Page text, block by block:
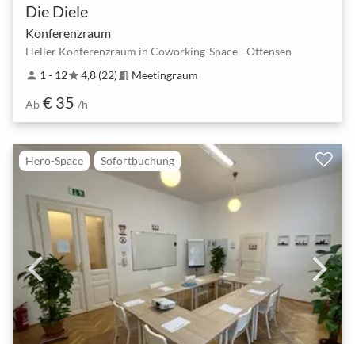
Die Diele
Konferenzraum
Heller Konferenzraum in Coworking-Space - Ottensen
person 1 - 12star4,8 (22) meeting_room Meetingraum
Ab € 35 /h
Hero-Space Sofortbuchung